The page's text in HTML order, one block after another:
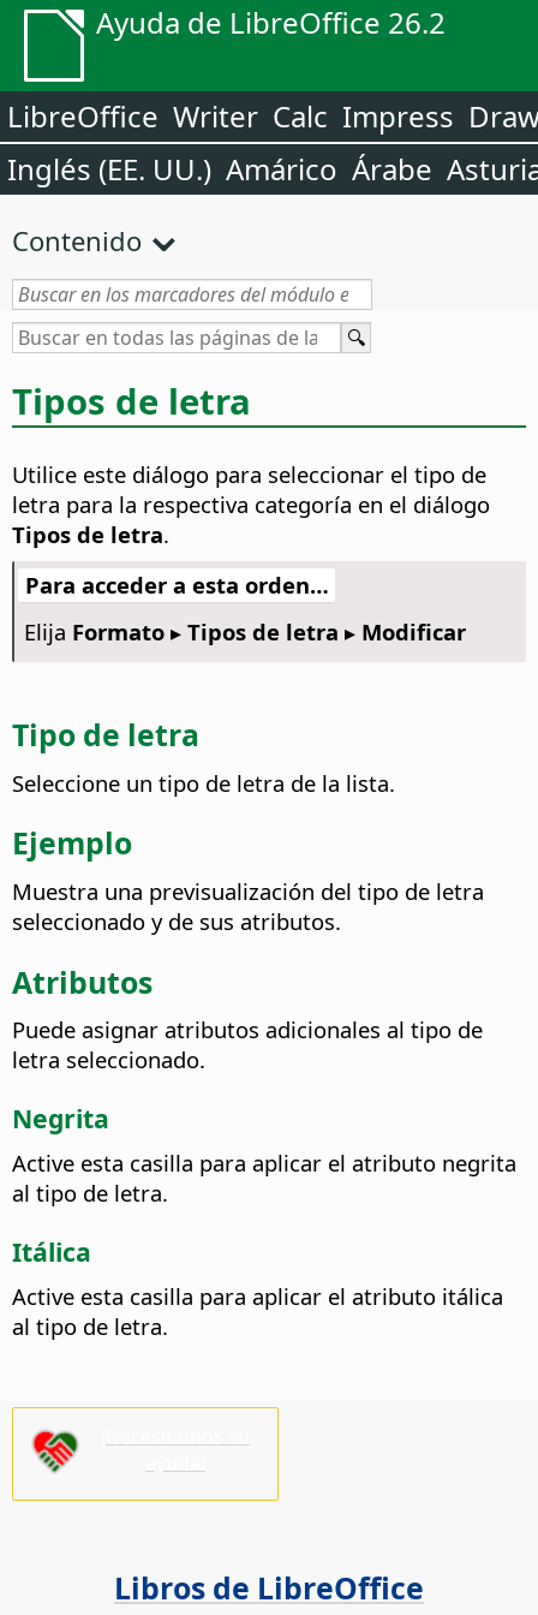
Ayuda de LibreOffice 26.2
LibreOffice Writer Calc Impress
Inglés (EE. UU.) Amárico Árabe
Contenido
Tipos de letra
Utilice este diálogo para seleccionar el tipo de
letra para la respectiva categoría en el diálogo
Tipos de letra.
Para acceder a esta orden…
Elija Formato ▸ Tipos de letra ▸ Modificar
Tipo de letra
Seleccione un tipo de letra de la lista.
Ejemplo
Muestra una previsualización del tipo de letra
seleccionado y de sus atributos.
Atributos
Puede asignar atributos adicionales al tipo de
letra seleccionado.
Negrita
Active esta casilla para aplicar el atributo negrita
al tipo de letra.
Itálica
Active esta casilla para aplicar el atributo itálica
al tipo de letra.
Libros de LibreOffice